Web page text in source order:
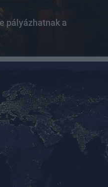
pályázhatnak a